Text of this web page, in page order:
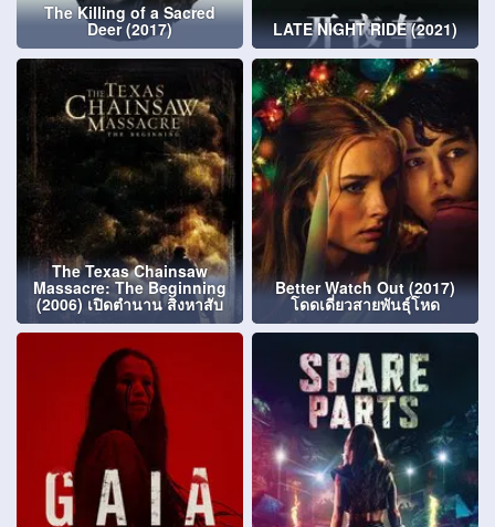
The Killing of a Sacred
Deer (2017) LATE NIGHT RIDE (2021)
The Texas Chainsaw
Massacre: The Beginning
(2006) เปิดตำนาน สิงหาสับ
Better Watch Out (2017)
โดดเดี่ยวสายพันธุ์โหด